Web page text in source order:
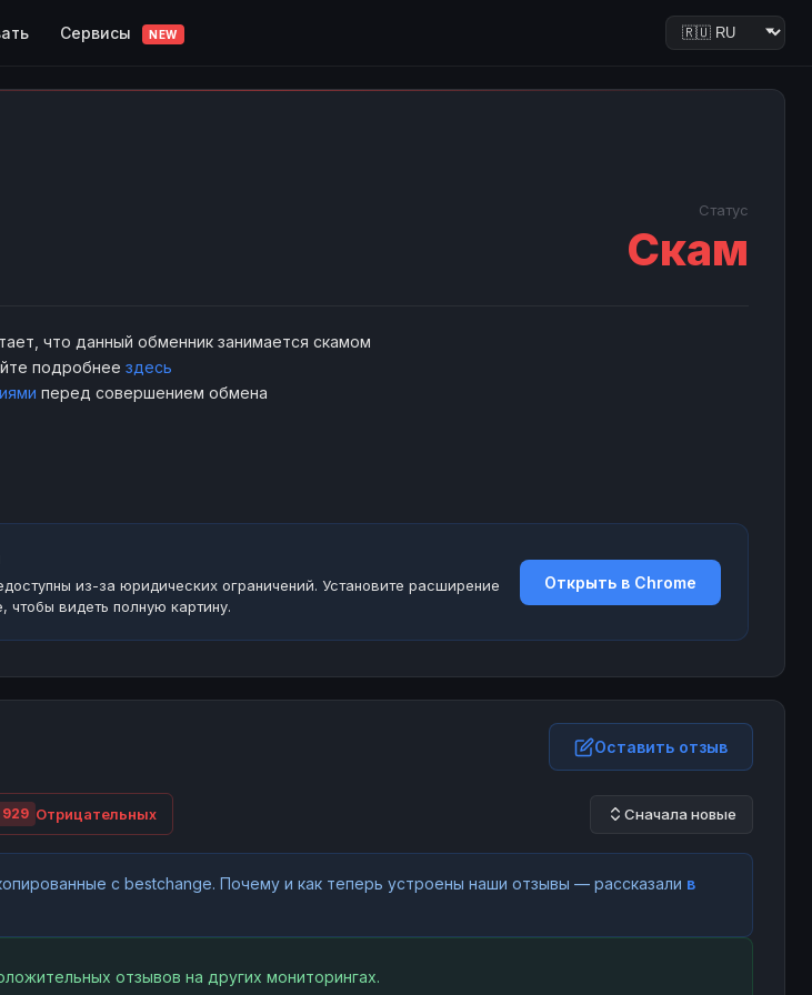
Сервисы NEW
Статус
Скам
что данный обменник занимается скамом
подробнее здесь
перед совершением обмена
из-за юридических ограничений. Установите расширение
чтобы видеть полную картину.
Открыть в Chrome
Оставить отзыв
929 Отрицательных Сначала новые
с bestchange. Почему и как теперь устроены наши отзывы — рассказали в
отзывов на других мониторингах.